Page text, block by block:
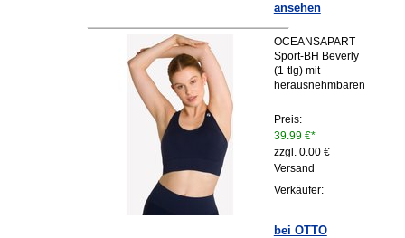
ansehen
OCEANSAPART
Sport-BH Beverly
(1-tlg) mit
herausnehmbaren
Preis:
39.99 €*
zzgl. 0.00 €
Versand
Verkäufer:
bei OTTO